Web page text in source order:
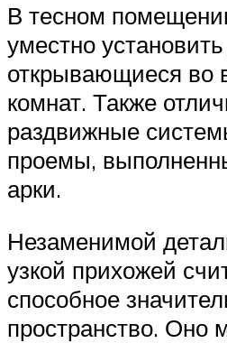
В тесном
уместно
открывающиеся во
комнат. Также
раздвижные
проемы,
арки.
Незаменимой
узкой прихожей
способное
пространство. Оно